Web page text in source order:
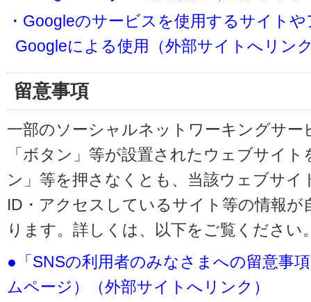
・Googleのサービスを使用するサイト
Googleによる使用（外部サイトへリン
留意事項
一部のソーシャルネットワーキングサー
「ボタン」等が設置されたウェブサイ
ン」等を押さなくとも、当該ウェブサイ
ID・アクセスしているサイト等の情報
ります。詳しくは、以下をご覧ください
●「SNSの利用者のみなさまへの留意事
ムページ）（外部サイトへリンク）